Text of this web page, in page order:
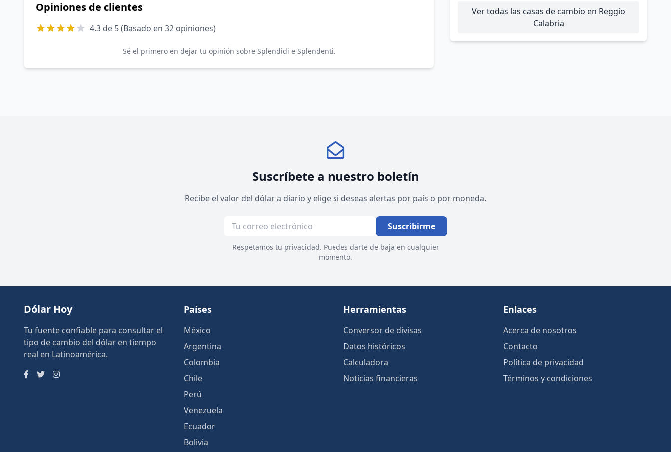
Opiniones de clientes
4.3 de 5 (Basado en 32 opiniones)
Sé el primero en dejar tu opinión sobre Splendidi e Splendenti.
Ver todas las casas de cambio en Reggio
Calabria
Suscríbete a nuestro boletín
Recibe el valor del dólar a diario y elige si deseas alertas por país o por moneda.
Suscribirme
Respetamos tu privacidad. Puedes darte de baja en cualquier
momento.
Dólar Hoy
Tu fuente confiable para consultar el
tipo de cambio del dólar en tiempo
real en Latinoamérica.
Países
México
Argentina
Colombia
Chile
Perú
Venezuela
Ecuador
Bolivia
Herramientas
Conversor de divisas
Datos históricos
Calculadora
Noticias financieras
Enlaces
Acerca de nosotros
Contacto
Política de privacidad
Términos y condiciones